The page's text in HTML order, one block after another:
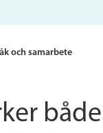
och samarbete
både